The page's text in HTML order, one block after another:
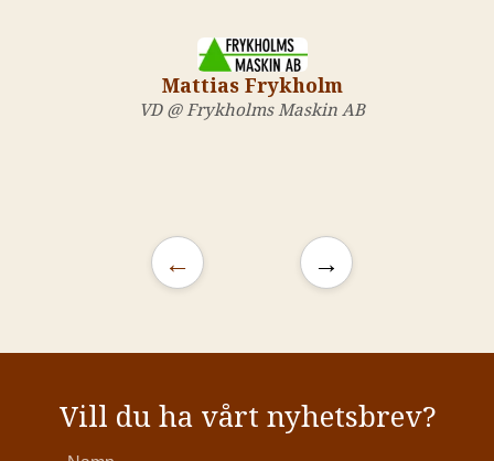
←
Mattias Frykholm
VD @ Frykholms Maskin AB
→
Vill du ha vårt nyhetsbrev?